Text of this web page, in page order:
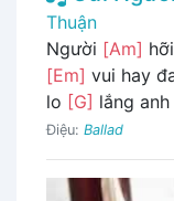
Thuận
Người [Am]
[Em] vui hay
lo [G] lắng
Điệu: Ballad